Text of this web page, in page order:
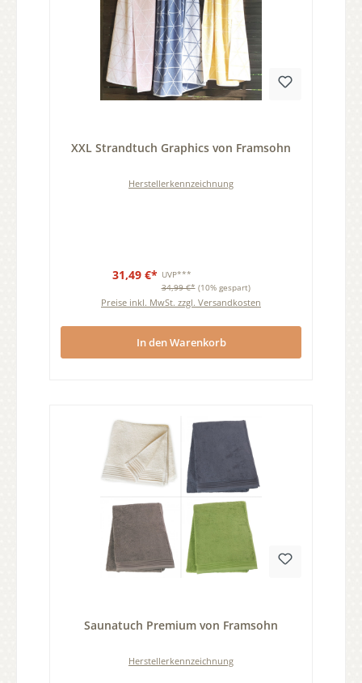
XXL Strandtuch Graphics von Framsohn
Herstellerkennzeichnung
31,49 €* UVP***
34,99 €* (10% gespart)
Preise inkl. MwSt. zzgl. Versandkosten
In den Warenkorb
Saunatuch Premium von Framsohn
Herstellerkennzeichnung